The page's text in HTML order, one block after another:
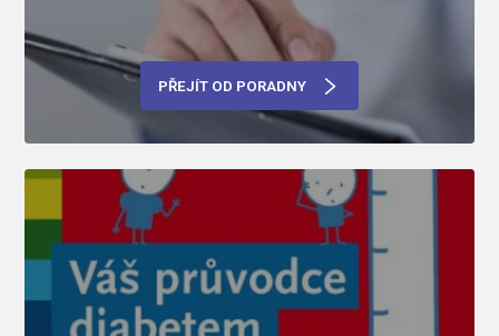
PŘEJÍT OD PORADNY